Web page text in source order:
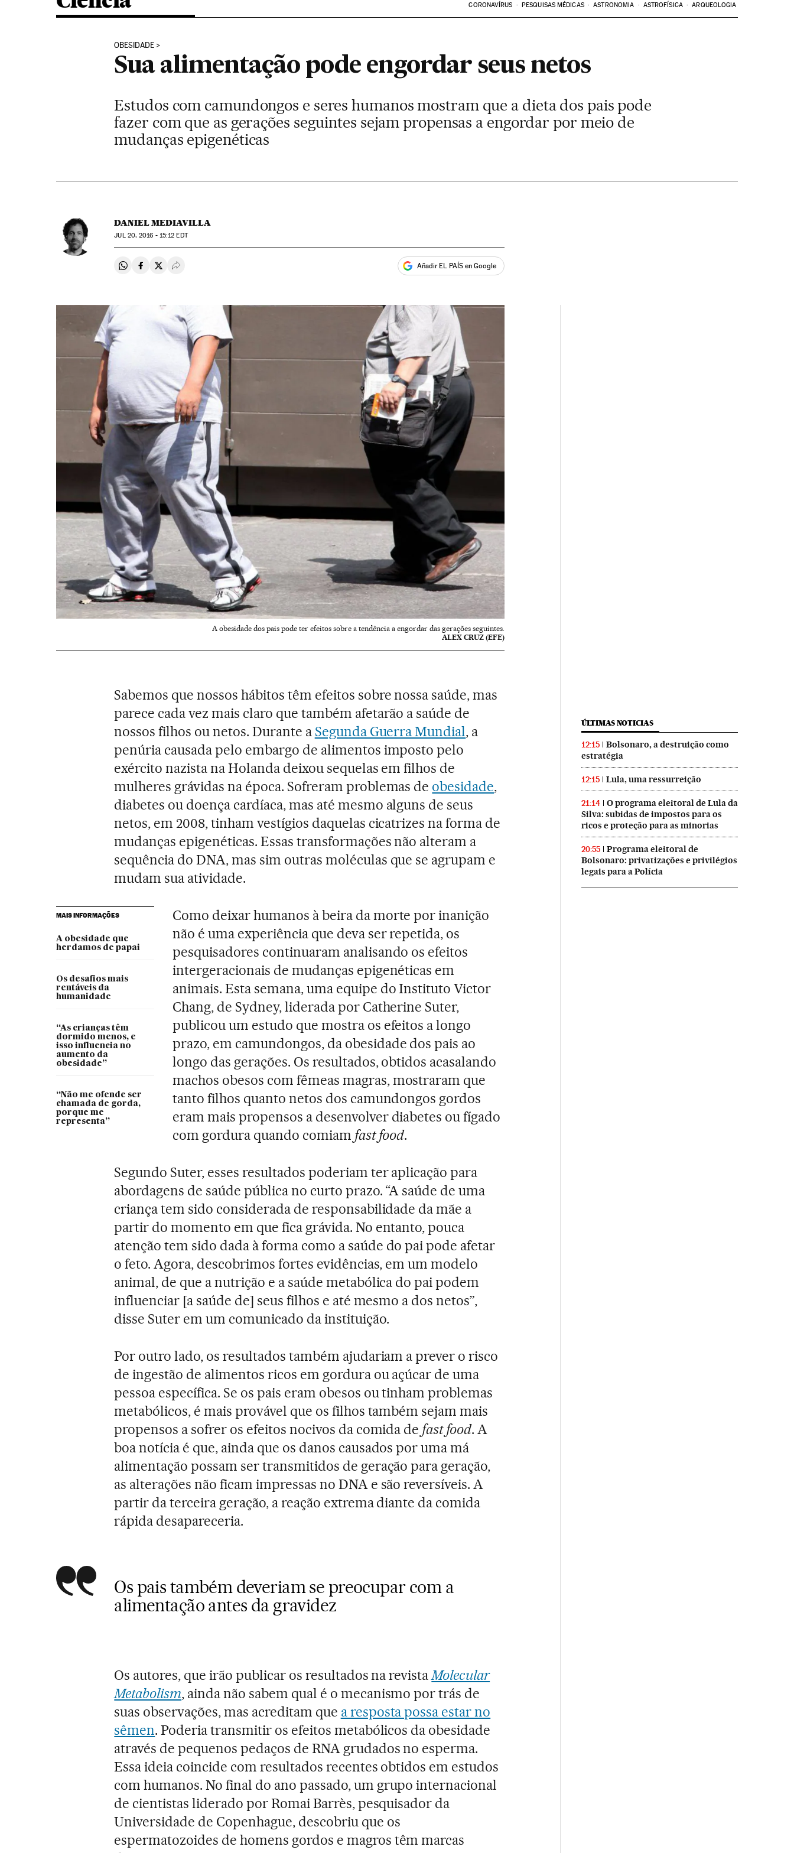
CORONAVÍRUS PESQUISAS MÉDICAS ASTRONOMIA ASTROFÍSICA ARQUEOLOGIA
OBESIDADE
Sua alimentação pode engordar seus netos
Estudos com camundongos e seres humanos mostram que a dieta dos pais pode
fazer com que as gerações seguintes sejam propensas a engordar por meio de
mudanças epigenéticas
DANIEL MEDIAVILLA
JUL20, 2016 - 15:12 EDT
Compartir en Whatsapp
Compartir en Facebook
Compartir en Twitter
Desplegar Redes Sociales Añadir EL PAÍS en Google
A obesidade dos pais pode ter efeitos sobre a tendência a engordar das gerações seguintes.
ALEX CRUZ (EFE)
Sabemos que nossos hábitos têm efeitos sobre nossa saúde, mas
parece cada vez mais claro que também afetarão a saúde de
nossos filhos ou netos. Durante a Segunda Guerra Mundial, a
penúria causada pelo embargo de alimentos imposto pelo
exército nazista na Holanda deixou sequelas em filhos de
mulheres grávidas na época. Sofreram problemas de obesidade,
diabetes ou doença cardíaca, mas até mesmo alguns de seus
netos, em 2008, tinham vestígios daquelas cicatrizes na forma de
mudanças epigenéticas. Essas transformações não alteram a
sequência do DNA, mas sim outras moléculas que se agrupam e
mudam sua atividade.
MAIS INFORMAÇÕES
A obesidade que
herdamos de papai
Os desafios mais
rentáveis da
humanidade
“As crianças têm
dormido menos, e
isso influencia no
aumento da
obesidade”
“Não me ofende ser
chamada de gorda,
porque me
representa”
Como deixar humanos à beira da morte por inanição
não é uma experiência que deva ser repetida, os
pesquisadores continuaram analisando os efeitos
intergeracionais de mudanças epigenéticas em
animais. Esta semana, uma equipe do Instituto Victor
Chang, de Sydney, liderada por Catherine Suter,
publicou um estudo que mostra os efeitos a longo
prazo, em camundongos, da obesidade dos pais ao
longo das gerações. Os resultados, obtidos acasalando
machos obesos com fêmeas magras, mostraram que
tanto filhos quanto netos dos camundongos gordos
eram mais propensos a desenvolver diabetes ou fígado
com gordura quando comiam fast food.
Segundo Suter, esses resultados poderiam ter aplicação para
abordagens de saúde pública no curto prazo. “A saúde de uma
criança tem sido considerada de responsabilidade da mãe a
partir do momento em que fica grávida. No entanto, pouca
atenção tem sido dada à forma como a saúde do pai pode afetar
o feto. Agora, descobrimos fortes evidências, em um modelo
animal, de que a nutrição e a saúde metabólica do pai podem
influenciar [a saúde de] seus filhos e até mesmo a dos netos”,
disse Suter em um comunicado da instituição.
Por outro lado, os resultados também ajudariam a prever o risco
de ingestão de alimentos ricos em gordura ou açúcar de uma
pessoa específica. Se os pais eram obesos ou tinham problemas
metabólicos, é mais provável que os filhos também sejam mais
propensos a sofrer os efeitos nocivos da comida de fast food. A
boa notícia é que, ainda que os danos causados por uma má
alimentação possam ser transmitidos de geração para geração,
as alterações não ficam impressas no DNA e são reversíveis. A
partir da terceira geração, a reação extrema diante da comida
rápida desapareceria.
Os pais também deveriam se preocupar com a
alimentação antes da gravidez
Os autores, que irão publicar os resultados na revistaMolecular
Metabolism, ainda não sabem qual é o mecanismo por trás de
suas observações, mas acreditam que a resposta possa estar no
sêmen. Poderia transmitir os efeitos metabólicos da obesidade
através de pequenos pedaços de RNA grudados no esperma.
Essa ideia coincide com resultados recentes obtidos em estudos
com humanos. No final do ano passado, um grupo internacional
de cientistas liderado por Romai Barrès, pesquisador da
Universidade de Copenhague, descobriu que os
espermatozoides de homens gordos e magros têm marcas
ÚLTIMAS NOTICIAS
12:15
Bolsonaro, a destruição como
estratégia
12:15 Lula, uma ressurreição
21:14
O programa eleitoral de Lula da
Silva: subidas de impostos para os
ricos e proteção para as minorias
20:55
Programa eleitoral de
Bolsonaro: privatizações e privilégios
legais para a Polícia